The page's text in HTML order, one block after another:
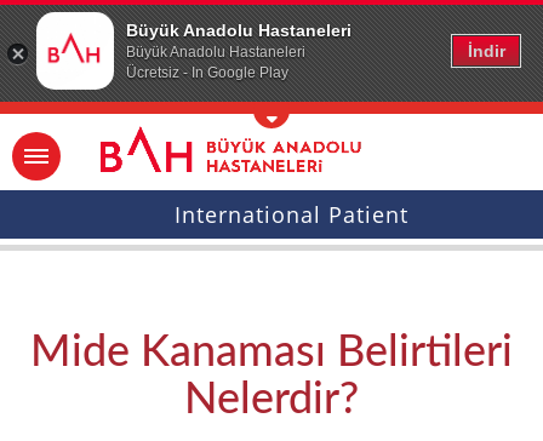
Büyük Anadolu Hastaneleri
Büyük Anadolu Hastaneleri
Ücretsiz - In Google Play
İndir
Ana icerige atla
International Patient
Mide Kanaması Belirtileri
Nelerdir?